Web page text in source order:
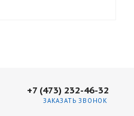
+7 (473) 232-46-32
ЗАКАЗАТЬ ЗВОНОК